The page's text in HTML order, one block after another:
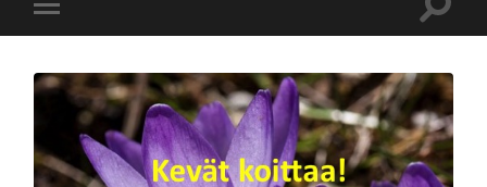
Toggle
mobile
Toggle